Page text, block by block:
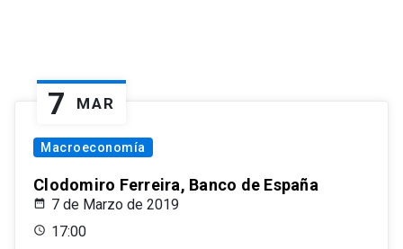
7 MAR
Macroeconomía
Clodomiro Ferreira, Banco de España
7 de Marzo de 2019
17:00